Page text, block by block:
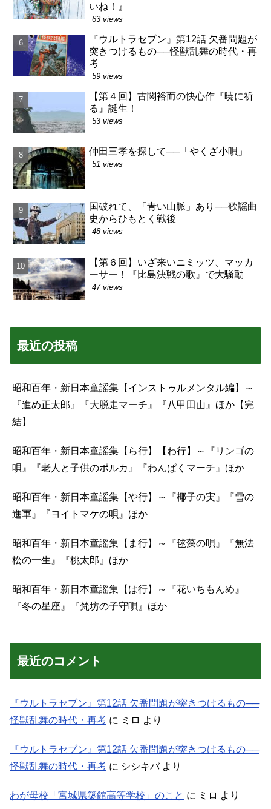
いね！』
63 views
『ウルトラセブン』第12話 欠番問題が
突きつけるもの──怪獣乱舞の時代・再
考
59 views
【第４回】古関裕而の快心作『暁に祈
る』誕生！
53 views
仲田三孝を探して──「やくざ小唄」
51 views
国破れて、「青い山脈」あり──歌謡曲
史からひもとく戦後
48 views
【第６回】いざ来いニミッツ、マッカ
ーサー！『比島決戦の歌』で大騒動
47 views
最近の投稿
昭和百年・新日本童謡集【インストゥルメンタル編】～
『進め正太郎』『大脱走マーチ』『八甲田山』ほか【完
結】
昭和百年・新日本童謡集【ら行】【わ行】～『リンゴの
唄』『老人と子供のポルカ』『わんぱくマーチ』ほか
昭和百年・新日本童謡集【や行】～『椰子の実』『雪の
進軍』『ヨイトマケの唄』ほか
昭和百年・新日本童謡集【ま行】～『毬藻の唄』『無法
松の一生』『桃太郎』ほか
昭和百年・新日本童謡集【は行】～『花いちもんめ』
『冬の星座』『梵坊の子守唄』ほか
最近のコメント
『ウルトラセブン』第12話 欠番問題が突きつけるもの──
怪獣乱舞の時代・再考 に ミロ より
『ウルトラセブン』第12話 欠番問題が突きつけるもの──
怪獣乱舞の時代・再考 に シシキバより
わが母校「宮城県築館高等学校」のこと に ミロ より